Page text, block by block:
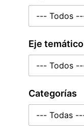
Eje temático
Categorías